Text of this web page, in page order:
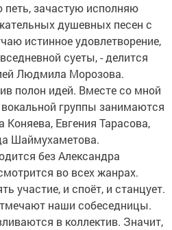
зачастую исполняю
душевных песен с
истинное удовлетворение,
суеты, - делится
Людмила Морозова.
полон идей. Вместе со мной
группы занимаются
Евгения Тарасова,
Шаймухаметова.
без Александра
во всех жанрах.
участие, и споёт, и станцует.
наши собеседницы.
в коллектив. Значит,